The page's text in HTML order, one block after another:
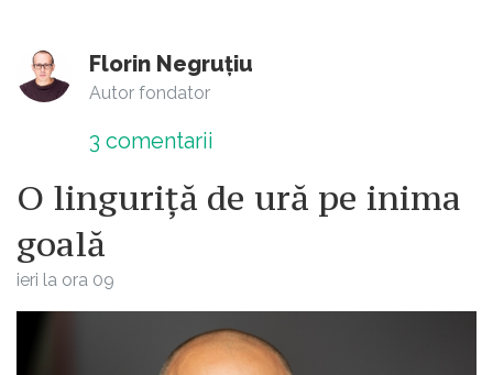
Florin Negruțiu
Autor fondator
3 comentarii
O linguriță de ură pe inima
goală
ieri la ora 09